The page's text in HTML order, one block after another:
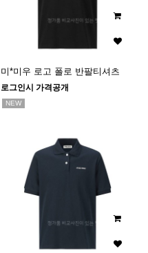
미*미우 로고 폴로 반팔티셔츠
로그인시 가격공개
NEW